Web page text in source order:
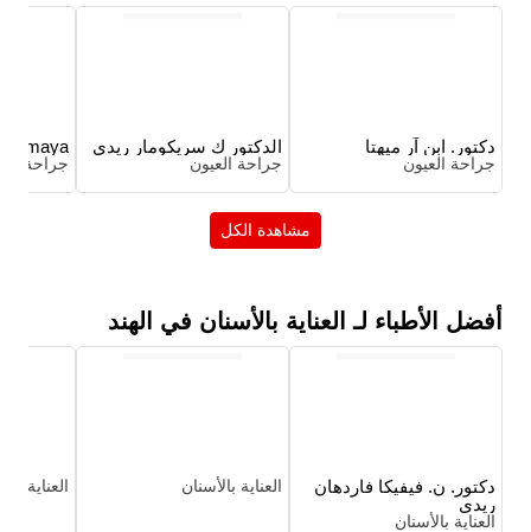
دكتور. ابن آر ميهتا
جراحة العيون
الدكتور ك سريكومار ريدي
جراحة العيون جراحة
مشاهدة الكل
أفضل الأطباء لـ العناية بالأسنان في الهند
دكتور. ن. فيفيكا فاردهان
ريدي
العناية بالأسنان
العناية بالأسنان العناية